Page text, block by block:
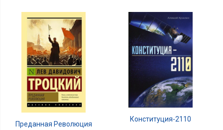
Преданная Революция
Конституция-2110